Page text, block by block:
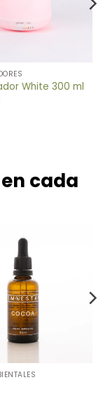
White 300 ml
cada